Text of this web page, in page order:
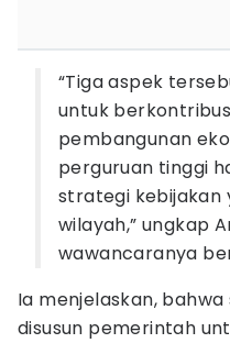
“Tiga aspek
untuk
pembangunan
perguruan tinggi
strategi kebijakan
wilayah,” ungkap
wawancaranya
Ia menjelaskan,
disusun pemerintah